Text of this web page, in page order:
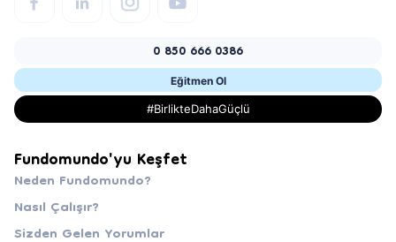
0 850 666 0386
Eğitmen Ol
#BirlikteDahaGüçlü
Fundomundo'yu Keşfet
Neden Fundomundo?
Nasıl Çalışır?
Sizden Gelen Yorumlar